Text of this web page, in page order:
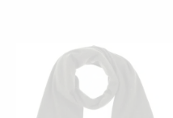
KATSO PIKANÄKYMÄ